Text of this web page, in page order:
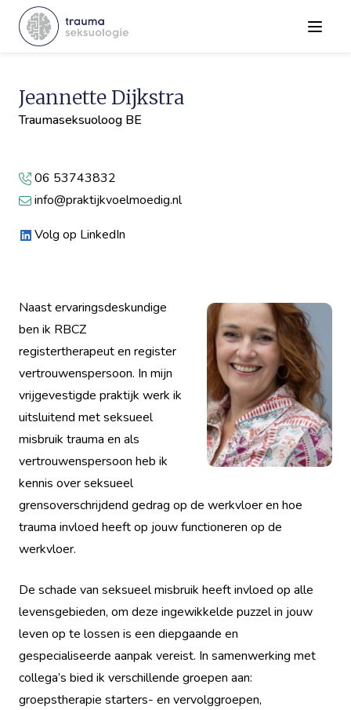
Menu
Jeannette Dijkstra
Traumaseksuoloog BE
06 53743832
info@praktijkvoelmoedig.nl
Volg op LinkedIn
Naast ervaringsdeskundige
ben ik RBCZ
registertherapeut en register
vertrouwenspersoon. In mijn
vrijgevestigde praktijk werk ik
uitsluitend met seksueel
misbruik trauma en als
vertrouwenspersoon heb ik
kennis over seksueel
grensoverschrijdend gedrag op de werkvloer en hoe
trauma invloed heeft op jouw functioneren op de
werkvloer.
De schade van seksueel misbruik heeft invloed op alle
levensgebieden, om deze ingewikkelde puzzel in jouw
leven op te lossen is een diepgaande en
gespecialiseerde aanpak vereist. In samenwerking met
collega’s bied ik verschillende groepen aan:
groepstherapie starters- en vervolggroepen,